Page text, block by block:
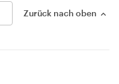
Zurück nach oben